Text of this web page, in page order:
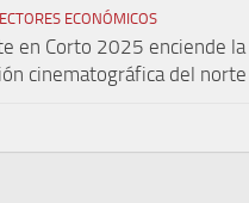
ECONÓMICOS
en Corto 2025 enciende la
cinematográfica del norte